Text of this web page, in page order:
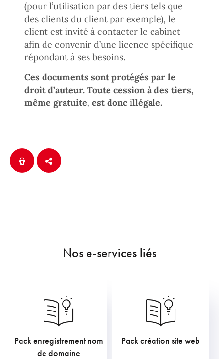
(pour l’utilisation par des tiers tels que
des clients du client par exemple), le
client est invité à contacter le cabinet
afin de convenir d’une licence spécifique
répondant à ses besoins.
Ces documents sont protégés par le
droit d’auteur. Toute cession à des tiers,
même gratuite, est donc illégale.
Nos e-services liés
Pack enregistrement nom
de domaine
211,75€
Pack création site web
605,00€